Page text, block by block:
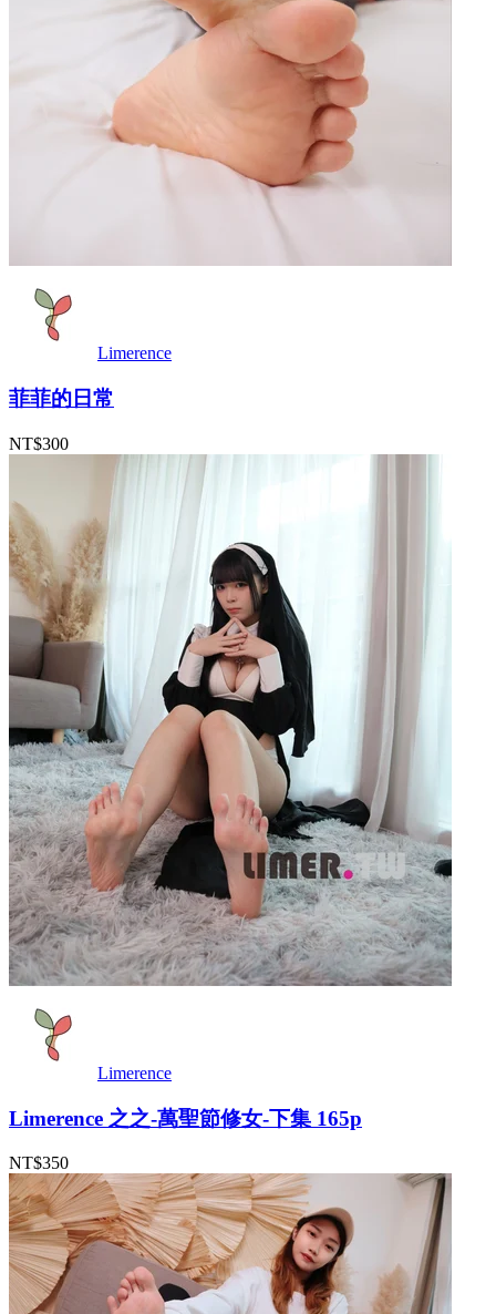
Limerence
菲菲的日常
NT$300
Limerence
Limerence 之之-萬聖節修女-下集 165p
NT$350